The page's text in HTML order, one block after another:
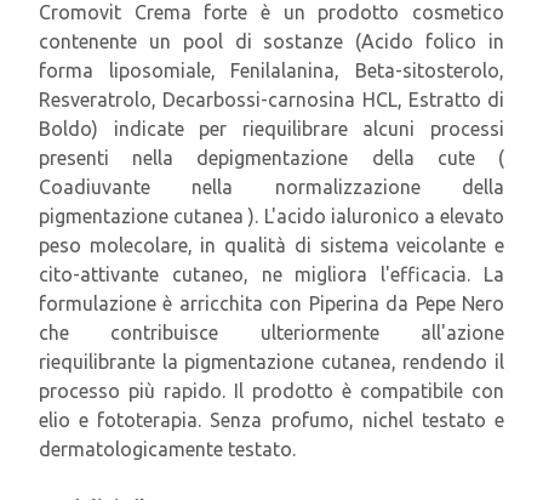
Cromovit Crema forte è un prodotto cosmetico
contenente un pool di sostanze (Acido folico in
forma liposomiale, Fenilalanina, Beta-sitosterolo,
Resveratrolo, Decarbossi-carnosina HCL, Estratto di
Boldo) indicate per riequilibrare alcuni processi
presenti nella depigmentazione della cute (
Coadiuvante nella normalizzazione della
pigmentazione cutanea ). L'acido ialuronico a elevato
peso molecolare, in qualità di sistema veicolante e
cito-attivante cutaneo, ne migliora l'efficacia. La
formulazione è arricchita con Piperina da Pepe Nero
che contribuisce ulteriormente all'azione
riequilibrante la pigmentazione cutanea, rendendo il
processo più rapido. Il prodotto è compatibile con
elio e fototerapia. Senza profumo, nichel testato e
dermatologicamente testato.